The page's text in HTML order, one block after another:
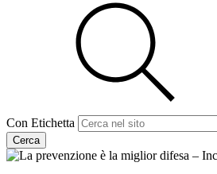
Con Etichetta
Cerca